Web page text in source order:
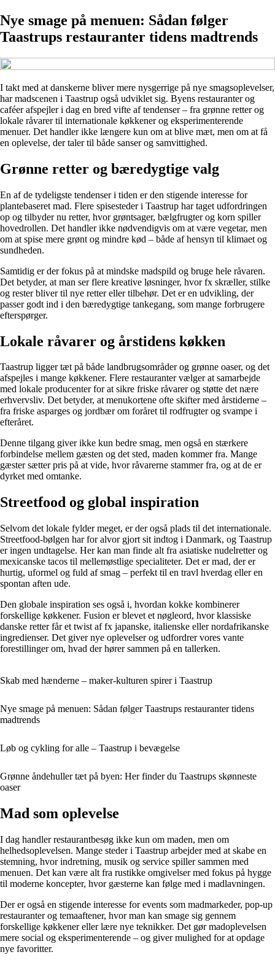
Nye smage på menuen: Sådan følger
Taastrups restauranter tidens madtrends
I takt med at danskerne bliver mere nysgerrige på nye smagsoplevelser,
har madscenen i Taastrup også udviklet sig. Byens restauranter og
caféer afspejler i dag en bred vifte af tendenser – fra grønne retter og
lokale råvarer til internationale køkkener og eksperimenterende
menuer. Det handler ikke længere kun om at blive mæt, men om at få
en oplevelse, der taler til både sanser og samvittighed.
Grønne retter og bæredygtige valg
En af de tydeligste tendenser i tiden er den stigende interesse for
plantebaseret mad. Flere spisesteder i Taastrup har taget udfordringen
op og tilbyder nu retter, hvor grøntsager, bælgfrugter og korn spiller
hovedrollen. Det handler ikke nødvendigvis om at være vegetar, men
om at spise mere grønt og mindre kød – både af hensyn til klimaet og
sundheden.
Samtidig er der fokus på at mindske madspild og bruge hele råvaren.
Det betyder, at man ser flere kreative løsninger, hvor fx skræller, stilke
og rester bliver til nye retter eller tilbehør. Det er en udvikling, der
passer godt ind i den bæredygtige tankegang, som mange forbrugere
efterspørger.
Lokale råvarer og årstidens køkken
Taastrup ligger tæt på både landbrugsområder og grønne oaser, og det
afspejles i mange køkkener. Flere restauranter vælger at samarbejde
med lokale producenter for at sikre friske råvarer og støtte det nære
erhvervsliv. Det betyder, at menukortene ofte skifter med årstiderne –
fra friske asparges og jordbær om foråret til rodfrugter og svampe i
efteråret.
Denne tilgang giver ikke kun bedre smag, men også en stærkere
forbindelse mellem gæsten og det sted, maden kommer fra. Mange
gæster sætter pris på at vide, hvor råvarerne stammer fra, og at de er
dyrket med omtanke.
Streetfood og global inspiration
Selvom det lokale fylder meget, er der også plads til det internationale.
Streetfood-bølgen har for alvor gjort sit indtog i Danmark, og Taastrup
er ingen undtagelse. Her kan man finde alt fra asiatiske nudelretter og
mexicanske tacos til mellemøstlige specialiteter. Det er mad, der er
hurtig, uformel og fuld af smag – perfekt til en travl hverdag eller en
spontan aften ude.
Den globale inspiration ses også i, hvordan kokke kombinerer
forskellige køkkener. Fusion er blevet et nøgleord, hvor klassiske
danske retter får et twist af fx japanske, italienske eller nordafrikanske
ingredienser. Det giver nye oplevelser og udfordrer vores vante
forestillinger om, hvad der hører sammen på en tallerken.
Skab med hænderne – maker-kulturen spirer i Taastrup
Nye smage på menuen: Sådan følger Taastrups restauranter tidens
madtrends
Løb og cykling for alle – Taastrup i bevægelse
Grønne åndehuller tæt på byen: Her finder du Taastrups skønneste
oaser
Mad som oplevelse
I dag handler restaurantbesøg ikke kun om maden, men om
helhedsoplevelsen. Mange steder i Taastrup arbejder med at skabe en
stemning, hvor indretning, musik og service spiller sammen med
menuen. Det kan være alt fra rustikke omgivelser med fokus på hygge
til moderne koncepter, hvor gæsterne kan følge med i madlavningen.
Der er også en stigende interesse for events som madmarkeder, pop-up
restauranter og temaaftener, hvor man kan smage sig gennem
forskellige køkkener eller lære nye teknikker. Det gør madoplevelsen
mere social og eksperimenterende – og giver mulighed for at opdage
nye favoritter.